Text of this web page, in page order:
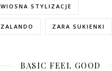
WIOSNA STYLIZACJE
ZALANDO ZARA SUKIENKI
BASIC FEEL GOOD